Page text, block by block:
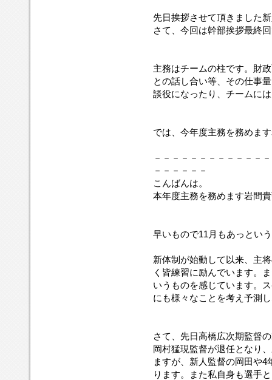
先日挨拶させて頂きました
さて、今回は幹部挨拶最終
主務はチームの柱です。財
との話し合い等、その仕事
談役になったり、チームに
では、今年度主務を務めま
－－－－－－－－－－－－
－－－－－－
こんばんは。
本年度主務を務めます岩間
早いもので11月もあっとい
新体制が始動して以来、主
く皆練習に励んでいます。
いうものを感じています。
にも様々なことを考え予測
さて、先日高橋広次期監督
岡村猛現監督が退任となり
ますが、新人監督の岡田や
ります。また私自身も選手